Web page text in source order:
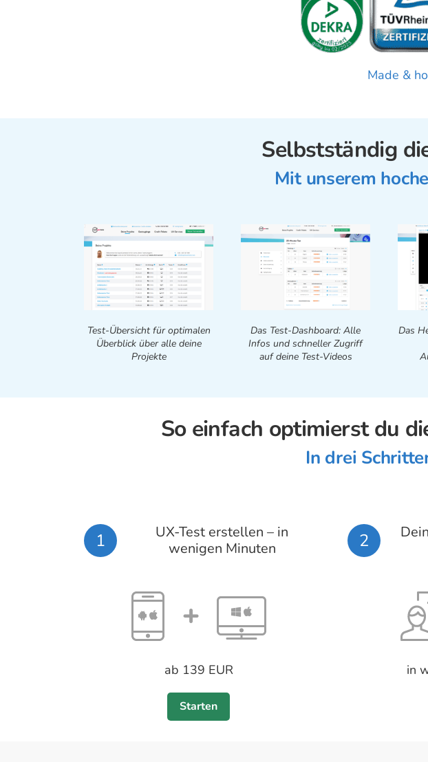
Made &
Selbstständig
Mit unserem
Test-Übersicht für optimalen
Überblick über alle deine
Projekte
Das Test-Dashboard: Alle
Infos und schneller Zugriff
auf deine Test-Videos
Das
So einfach optimierst du
In drei
1
UX-Test erstellen – in
wenigen Minuten
ab 139 EUR
Starten
2
in